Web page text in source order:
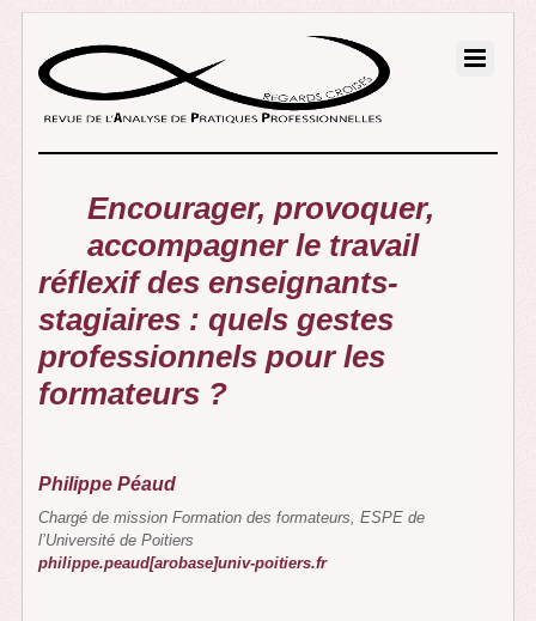
Encourager, provoquer,
accompagner le travail
réflexif des enseignants-
stagiaires : quels gestes
professionnels pour les
formateurs ?
Philippe Péaud
Chargé de mission Formation des formateurs, ESPE de
l’Université de Poitiers
philippe.peaud[arobase]univ-poitiers.fr